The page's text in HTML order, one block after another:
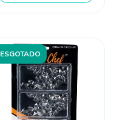
ESGOTADO